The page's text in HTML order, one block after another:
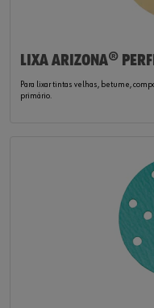
LIXA ARIZONA®
Para lixar tintas velhas, betume,
primário.